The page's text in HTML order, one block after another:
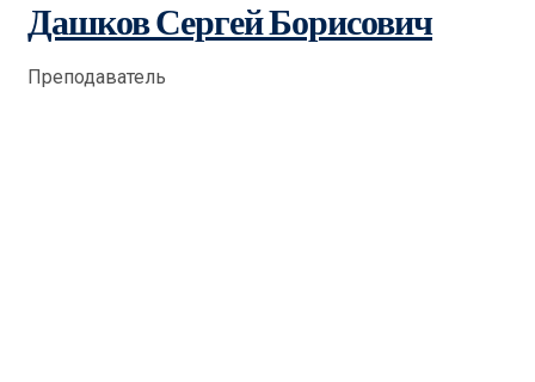
Дашков Сергей Борисович
Преподаватель